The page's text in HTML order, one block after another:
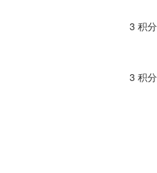
3 积分
3 积分